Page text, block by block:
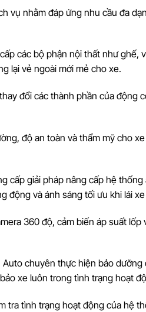
vụ nhằm đáp ứng nhu cầu đa
các bộ phận nội thất như ghế,
lại vẻ ngoài mới mẻ cho xe.
đổi các thành phần của động
độ an toàn và thẩm mỹ cho
cấp giải pháp nâng cấp hệ
động và ánh sáng tối ưu khi lái
360 độ, cảm biến áp suất
Auto chuyên thực hiện bảo
xe luôn trong tình trạng hoạt
tra tình trạng hoạt động của hệ